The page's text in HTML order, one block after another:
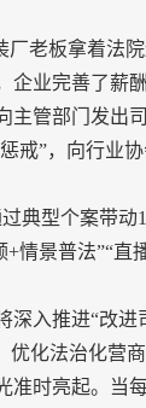
老板拿着法院
业完善了薪
管部门发出司
戒”，向行业
型个案带动
情景普法”“
入推进“改进
化法治化营
时亮起。当